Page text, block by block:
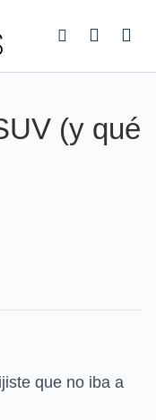
(y qué
que no iba a